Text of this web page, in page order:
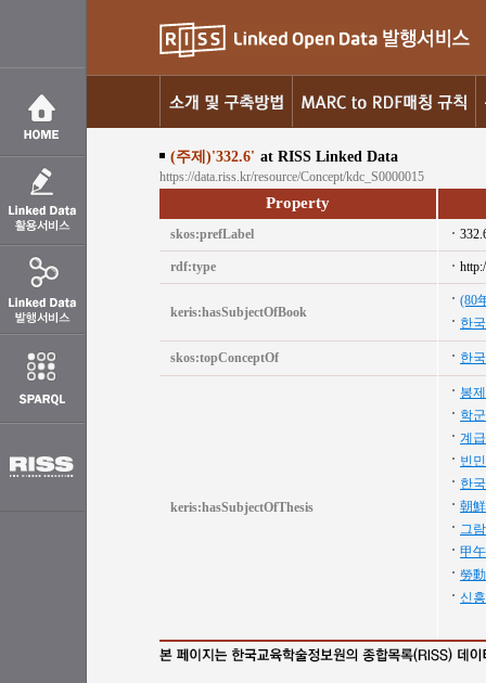
(주제)'332.6' at RISS Linked Data
https://data.riss.kr/resource/Concept/kdc_S0000015
Property
skos:prefLabel
rdf:type
keris:hasSubjectOfBook
(80
한
skos:topConceptOf 한
keris:hasSubjectOfThesis
봉
학
계
빈
한
朝
그
甲
勞
신